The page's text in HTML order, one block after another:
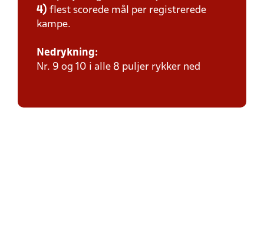
4) flest scorede mål per registrerede
kampe.
Nedrykning:
Nr. 9 og 10 i alle 8 puljer rykker ned